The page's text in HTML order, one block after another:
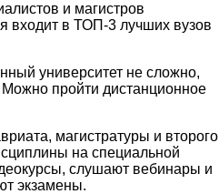
и магистров
входит в ТОП-3 лучших вузов
университет не сложно,
Можно пройти дистанционное
магистратуры и второго
на специальной
слушают вебинары и
экзамены.